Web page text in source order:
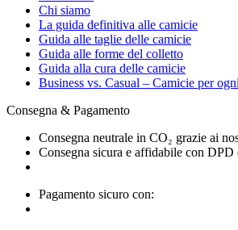
Chi siamo
La guida definitiva alle camicie
Guida alle taglie delle camicie
Guida alle forme del colletto
Guida alla cura delle camicie
Business vs. Casual – Camicie per
Consegna & Pagamento
Consegna neutrale in CO₂ grazie ai
Consegna sicura e affidabile con
Pagamento sicuro con: